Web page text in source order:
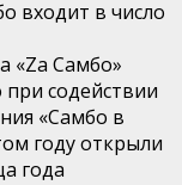
входит в число
«Zа Самбо»
при содействии
«Самбо в
году открыли
года